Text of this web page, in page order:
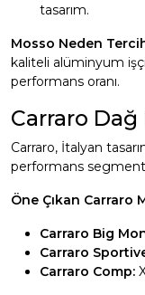
tasarım.
Mosso Neden
kaliteli alüminyum
performans oranı.
Carraro
Carraro, İtalyan
performans
Öne Çıkan Carraro
Carraro Big
Carraro
Carraro Comp: